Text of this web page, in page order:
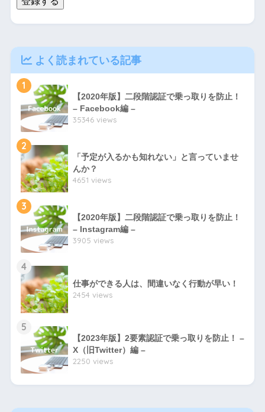
よく読まれている記事
1
【2020年版】二段階認証で乗っ取りを防止！
– Facebook編 –
35346 views
2
「予定が入るかも知れない」と言っていませ
んか？
4651 views
3
【2020年版】二段階認証で乗っ取りを防止！
– Instagram編 –
3905 views
4
仕事ができる人は、間違いなく行動が早い！
2454 views
5
【2023年版】2要素認証で乗っ取りを防止！ –
X（旧Twitter）編 –
2250 views